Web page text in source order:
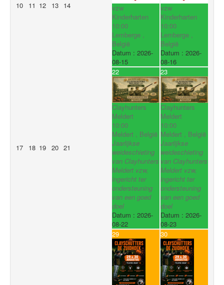
10 11 12 13 14
vzw
Kinderharten
10:00
Lemberge ,
België
Datum : 2026-
08-15
vzw
Kinderharten
10:00
Lemberge ,
België
Datum : 2026-
08-16
17 18 19 20 21
22
Clayhunters
Meldert
10:00
Meldert , België
Jaarlijkse
weideschieting
van Clayhunters
Meldert vzw,
ingericht ter
ondersteuning
van een goed
doel
Datum : 2026-
08-22
23
Clayhunters
Meldert
10:00
Meldert , België
Jaarlijkse
weideschieting
van Clayhunters
Meldert vzw,
ingericht ter
ondersteuning
van een goed
doel
Datum : 2026-
08-23
29 30